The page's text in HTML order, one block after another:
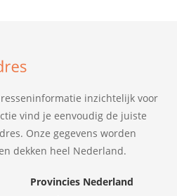
inzichtelijk voor
vind je eenvoudig de juiste
Onze gegevens worden
dekken heel Nederland.
Provincies Nederland